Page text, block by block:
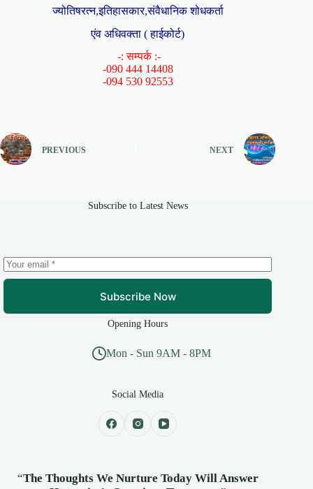
ज्योतिषरत्न,इतिहासकार,संवैधानिक शोधकर्ता
एंव अधिवक्ता ( हाईकोर्ट)
-: सम्पर्क :-
-090 444 14408
-094 530 92553
PREVIOUS NEXT
Subscribe to Latest News
Subscribe Now
Opening Hours
Mon - Sun 9AM - 8PM
Social Media
“The Thoughts We Nurture Today Will Answer